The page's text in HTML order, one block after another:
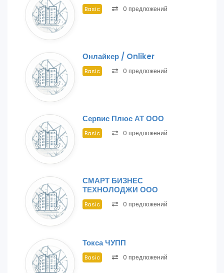
Basic 0 предложений
Онлайкер / Onliker
Basic 0 предложений
Сервис Плюс АТ ООО
Basic 0 предложений
СМАРТ БИЗНЕС
ТЕХНОЛОДЖИ ООО
Basic 0 предложений
Токса ЧУПП
Basic 0 предложений